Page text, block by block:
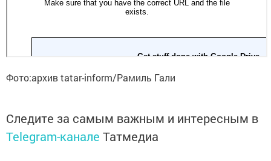
Фото:архив tatar-inform/Рамиль Гали
Следите за самым важным и интересным в
Telegram-канале Татмедиа